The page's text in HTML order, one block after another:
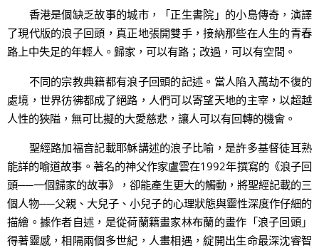
香港是個缺乏故事的城市，「正生書院」的小島傳奇，演譯
了現代版的浪子回頭，真正地張開雙手，接納那些在人生的青春
路上中失足的年輕人。歸家，可以有路；改過，可以有空間。
不同的宗教典籍都有浪子回頭的記述。當人陷入萬劫不復的
處境，世界彷彿都成了絕路，人們可以寄望天地的主宰，以超越
人性的狹隘，無可比擬的大愛慈悲，讓人可以有回轉的機會。
聖經路加福音記載耶穌講述的浪子比喻，是許多基督徒耳熟
能詳的喻道故事。著名的神父作家盧雲在1992年撰寫的《浪子回
頭──一個歸家的故事》，卻能產生更大的觸動，將聖經記載的三
個人物──父親、大兒子、小兒子的心理狀態與靈性深度作仔細的
描繪。據作者自述，是從荷蘭籍畫家林布蘭的畫作「浪子回頭」
得著靈感，相隔兩個多世紀，人畫相遇，綻開出生命最深沈睿智